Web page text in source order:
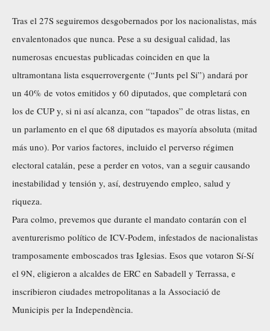
Tras el 27S seguiremos desgobernados por los nacionalistas, más
envalentonados que nunca. Pese a su desigual calidad, las
numerosas encuestas publicadas coinciden en que la
ultramontana lista esquerrovergente (“Junts pel Si”) andará por
un 40% de votos emitidos y 60 diputados, que completará con
los de CUP y, si ni así alcanza, con “tapados” de otras listas, en
un parlamento en el que 68 diputados es mayoría absoluta (mitad
más uno). Por varios factores, incluido el perverso régimen
electoral catalán, pese a perder en votos, van a seguir causando
inestabilidad y tensión y, así, destruyendo empleo, salud y
riqueza.
Para colmo, prevemos que durante el mandato contarán con el
aventurerismo político de ICV-Podem, infestados de nacionalistas
tramposamente emboscados tras Iglesias. Esos que votaron Sí-Sí
el 9N, eligieron a alcaldes de ERC en Sabadell y Terrassa, e
inscribieron ciudades metropolitanas a la Associació de
Municipis per la Independència.